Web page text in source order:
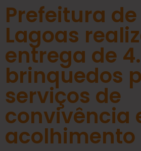
Prefeitura de
Lagoas
entrega de
brinquedos
serviços de
convivência
acolhimento